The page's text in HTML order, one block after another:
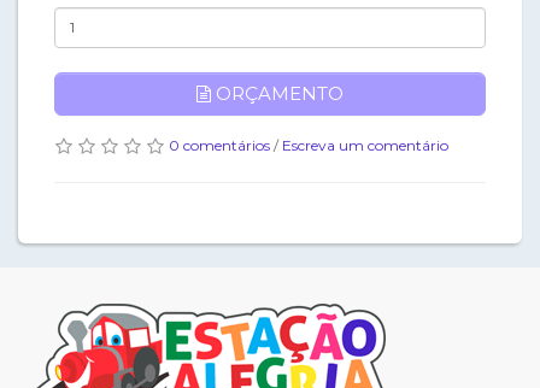
ORÇAMENTO
0 comentários / Escreva um comentário